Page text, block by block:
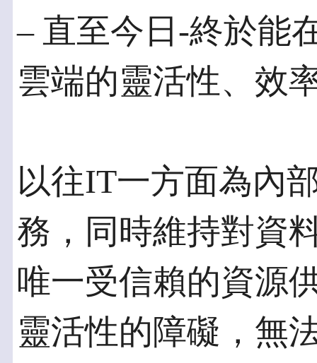
– 直至今日-終於能
雲端的靈活性、效
以往IT一方面為內
務，同時維持對資
唯一受信賴的資源
靈活性的障礙，無